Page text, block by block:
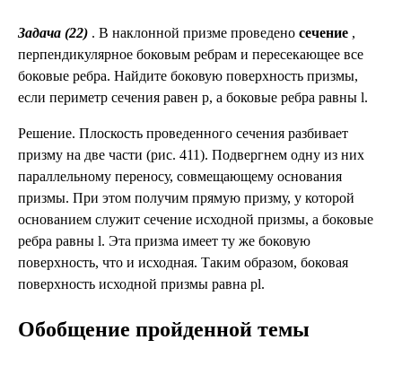
Задача (22) . В наклонной призме проведено сечение ,
перпендикулярное боковым ребрам и пересекающее все
боковые ребра. Найдите боковую поверхность призмы,
если периметр сечения равен р, а боковые ребра равны l.
Решение. Плоскость проведенного сечения разбивает
призму на две части (рис. 411). Подвергнем одну из них
параллельному переносу, совмещающему основания
призмы. При этом получим прямую призму, у которой
основанием служит сечение исходной призмы, а боковые
ребра равны l. Эта призма имеет ту же боковую
поверхность, что и исходная. Таким образом, боковая
поверхность исходной призмы равна рl.
Обобщение пройденной темы